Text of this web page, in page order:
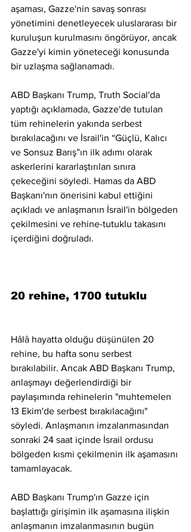
aşaması, Gazze'nin savaş sonrası
yönetimini denetleyecek uluslararası bir
kuruluşun kurulmasını öngörüyor, ancak
Gazze'yi kimin yöneteceği konusunda
bir uzlaşma sağlanamadı.
ABD Başkanı Trump, Truth Social'da
yaptığı açıklamada, Gazze'de tutulan
tüm rehinelerin yakında serbest
bırakılacağını ve İsrail'in “Güçlü, Kalıcı
ve Sonsuz Barış”ın ilk adımı olarak
askerlerini kararlaştırılan sınıra
çekeceğini söyledi. Hamas da ABD
Başkanı'nın önerisini kabul ettiğini
açıkladı ve anlaşmanın İsrail'in bölgeden
çekilmesini ve rehine-tutuklu takasını
içerdiğini doğruladı.
20 rehine, 1700 tutuklu
Hâlâ hayatta olduğu düşünülen 20
rehine, bu hafta sonu serbest
bırakılabilir. Ancak ABD Başkanı Trump,
anlaşmayı değerlendirdiği bir
paylaşımında rehinelerin "muhtemelen
13 Ekim'de serbest bırakılacağını"
söyledi. Anlaşmanın imzalanmasından
sonraki 24 saat içinde İsrail ordusu
bölgeden kısmi çekilmenin ilk aşamasını
tamamlayacak.
ABD Başkanı Trump'ın Gazze için
başlattığı girişimin ilk aşamasına ilişkin
anlaşmanın imzalanmasının bugün